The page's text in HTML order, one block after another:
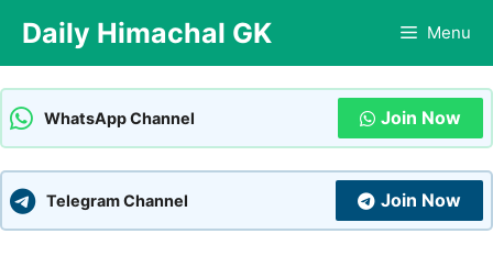
content
Daily Himachal GK Menu
WhatsApp Channel Join Now
Telegram Channel Join Now